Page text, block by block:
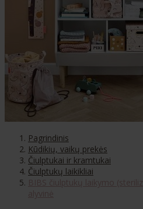
Pagrindinis
Kūdikių, vaikų prekės
Čiulptukai ir kramtukai
Čiulptukų laikikliai